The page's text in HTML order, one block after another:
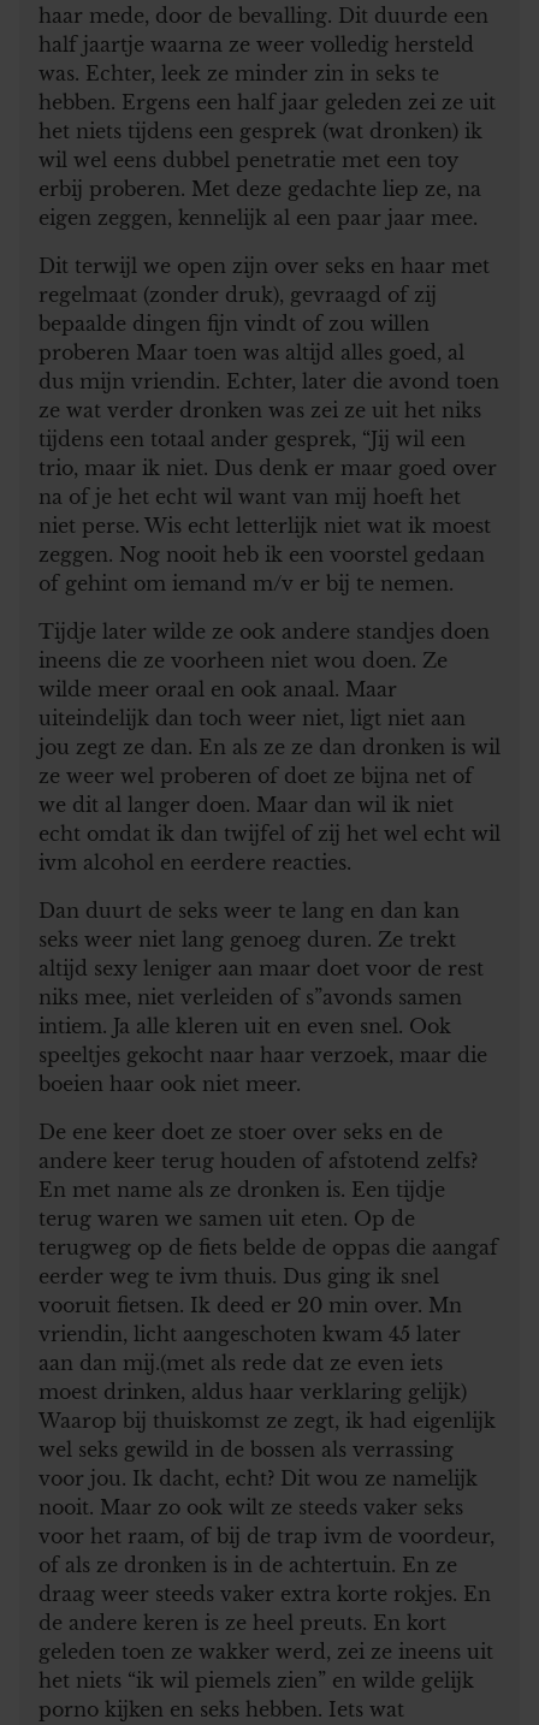
haar mede, door de bevalling. Dit duurde een
half jaartje waarna ze weer volledig hersteld
was. Echter, leek ze minder zin in seks te
hebben. Ergens een half jaar geleden zei ze uit
het niets tijdens een gesprek (wat dronken) ik
wil wel eens dubbel penetratie met een toy
erbij proberen. Met deze gedachte liep ze, na
eigen zeggen, kennelijk al een paar jaar mee.
Dit terwijl we open zijn over seks en haar met
regelmaat (zonder druk), gevraagd of zij
bepaalde dingen fijn vindt of zou willen
proberen Maar toen was altijd alles goed, al
dus mijn vriendin. Echter, later die avond toen
ze wat verder dronken was zei ze uit het niks
tijdens een totaal ander gesprek, “Jij wil een
trio, maar ik niet. Dus denk er maar goed over
na of je het echt wil want van mij hoeft het
niet perse. Wis echt letterlijk niet wat ik moest
zeggen. Nog nooit heb ik een voorstel gedaan
of gehint om iemand m/v er bij te nemen.
Tijdje later wilde ze ook andere standjes doen
ineens die ze voorheen niet wou doen. Ze
wilde meer oraal en ook anaal. Maar
uiteindelijk dan toch weer niet, ligt niet aan
jou zegt ze dan. En als ze ze dan dronken is wil
ze weer wel proberen of doet ze bijna net of
we dit al langer doen. Maar dan wil ik niet
echt omdat ik dan twijfel of zij het wel echt wil
ivm alcohol en eerdere reacties.
Dan duurt de seks weer te lang en dan kan
seks weer niet lang genoeg duren. Ze trekt
altijd sexy leniger aan maar doet voor de rest
niks mee, niet verleiden of s”avonds samen
intiem. Ja alle kleren uit en even snel. Ook
speeltjes gekocht naar haar verzoek, maar die
boeien haar ook niet meer.
De ene keer doet ze stoer over seks en de
andere keer terug houden of afstotend zelfs?
En met name als ze dronken is. Een tijdje
terug waren we samen uit eten. Op de
terugweg op de fiets belde de oppas die aangaf
eerder weg te ivm thuis. Dus ging ik snel
vooruit fietsen. Ik deed er 20 min over. Mn
vriendin, licht aangeschoten kwam 45 later
aan dan mij.(met als rede dat ze even iets
moest drinken, aldus haar verklaring gelijk)
Waarop bij thuiskomst ze zegt, ik had eigenlijk
wel seks gewild in de bossen als verrassing
voor jou. Ik dacht, echt? Dit wou ze namelijk
nooit. Maar zo ook wilt ze steeds vaker seks
voor het raam, of bij de trap ivm de voordeur,
of als ze dronken is in de achtertuin. En ze
draag weer steeds vaker extra korte rokjes. En
de andere keren is ze heel preuts. En kort
geleden toen ze wakker werd, zei ze ineens uit
het niets “ik wil piemels zien” en wilde gelijk
porno kijken en seks hebben. Iets wat